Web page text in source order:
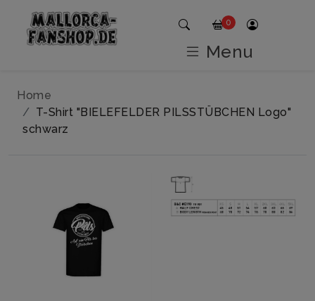
Home
T-Shirt "BIELEFELDER PILSSTÜBCHEN Logo"
schwarz
0
Menu